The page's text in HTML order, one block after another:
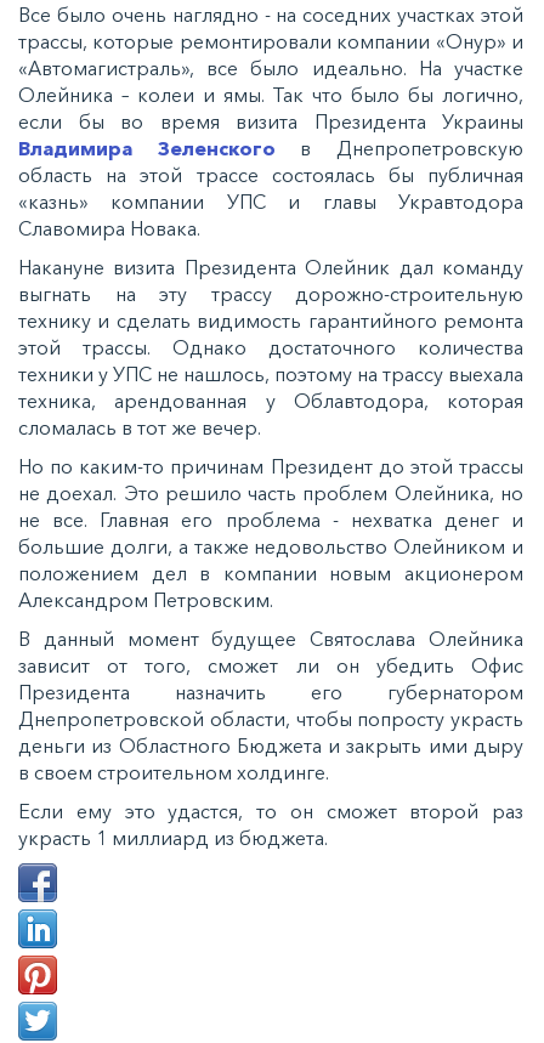
Все было очень наглядно - на соседних участках этой
трассы, которые ремонтировали компании «Онур» и
«Автомагистраль», все было идеально. На участке
Олейника – колеи и ямы. Так что было бы логично,
если бы во время визита Президента Украины
Владимира Зеленского в Днепропетровскую
область на этой трассе состоялась бы публичная
«казнь» компании УПС и главы Укравтодора
Славомира Новака.
Накануне визита Президента Олейник дал команду
выгнать на эту трассу дорожно-строительную
технику и сделать видимость гарантийного ремонта
этой трассы. Однако достаточного количества
техники у УПС не нашлось, поэтому на трассу выехала
техника, арендованная у Облавтодора, которая
сломалась в тот же вечер.
Но по каким-то причинам Президент до этой трассы
не доехал. Это решило часть проблем Олейника, но
не все. Главная его проблема - нехватка денег и
большие долги, а также недовольство Олейником и
положением дел в компании новым акционером
Александром Петровским.
В данный момент будущее Святослава Олейника
зависит от того, сможет ли он убедить Офис
Президента назначить его губернатором
Днепропетровской области, чтобы попросту украсть
деньги из Областного Бюджета и закрыть ими дыру
в своем строительном холдинге.
Если ему это удастся, то он сможет второй раз
украсть 1 миллиард из бюджета.